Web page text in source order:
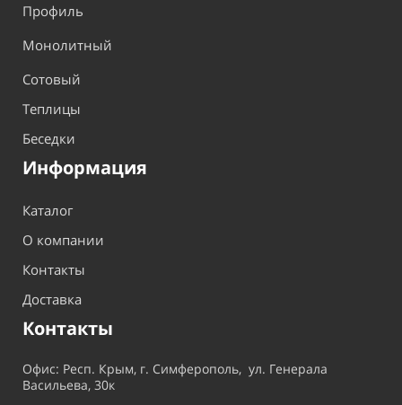
Профиль
Монолитный
Сотовый
Теплицы
Беседки
Информация
Каталог
О компании
Контакты
Доставка
Контакты
Офис: Респ. Крым, г. Симферополь, ул. Генерала
Васильева, 30к